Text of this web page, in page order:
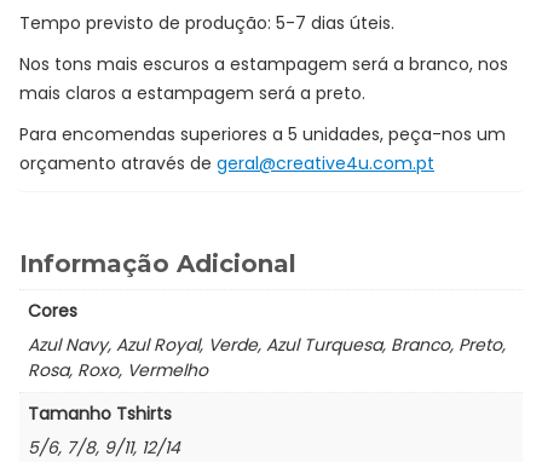
Tempo previsto de produção: 5-7 dias úteis.
Nos tons mais escuros a estampagem será a branco, nos
mais claros a estampagem será a preto.
Para encomendas superiores a 5 unidades, peça-nos um
orçamento através de geral@creative4u.com.pt
Informação Adicional
Cores
Azul Navy, Azul Royal, Verde, Azul Turquesa, Branco, Preto,
Rosa, Roxo, Vermelho
Tamanho Tshirts
5/6, 7/8, 9/11, 12/14